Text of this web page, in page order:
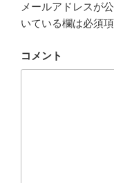
メールアドレスが
いている欄は必須
コメント